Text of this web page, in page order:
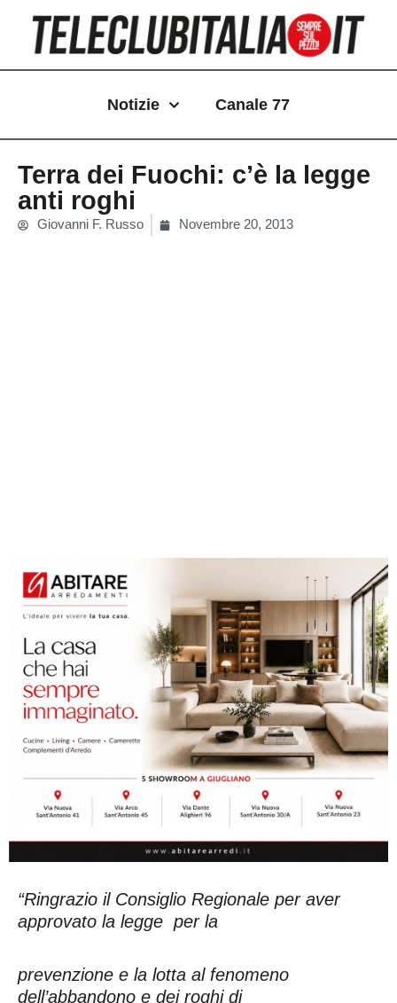
contenuto
Notizie Canale 77
Terra dei Fuochi: c’è la legge
anti roghi
Giovanni F. Russo Novembre 20, 2013
“Ringrazio il Consiglio Regionale per aver
approvato la legge per la
prevenzione e la lotta al fenomeno
dell’abbandono e dei roghi di